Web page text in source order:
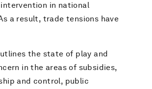
in national
a result, trade tensions have
the state of play and
in the areas of subsidies,
and control, public